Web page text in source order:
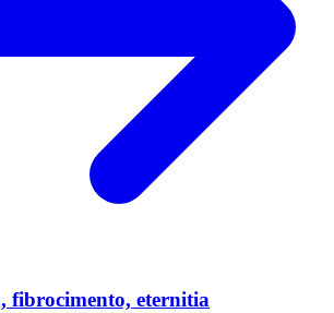
fibrocimento, eternitia